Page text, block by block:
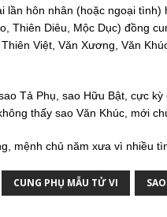
lần hôn nhân (hoặc ngoại tình)
Thiên Diêu, Mộc Dục) đồng
Việt, Văn Xương, Văn
Tả Phụ, sao Hữu Bật, cực
thấy sao Văn Khúc, mới
mệnh chủ năm xưa vì nhiều
CUNG PHỤ MẪU TỬ VI